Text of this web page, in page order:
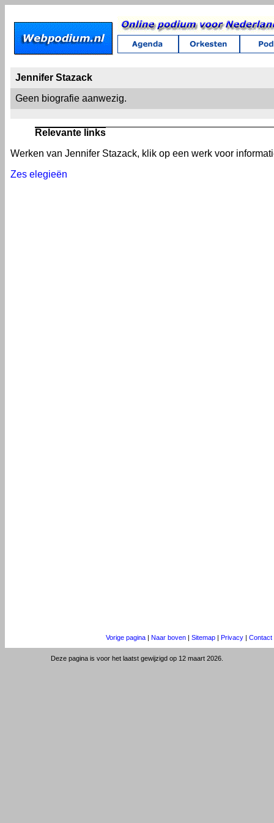
Jennifer Stazack
Geen biografie aanwezig.
Relevante links
Werken van Jennifer Stazack, klik op een werk voor
Zes elegieën
Vorige pagina | Naar boven | Sitemap | Privacy | Contact
Deze pagina is voor het laatst gewijzigd op 12 maart 2026.